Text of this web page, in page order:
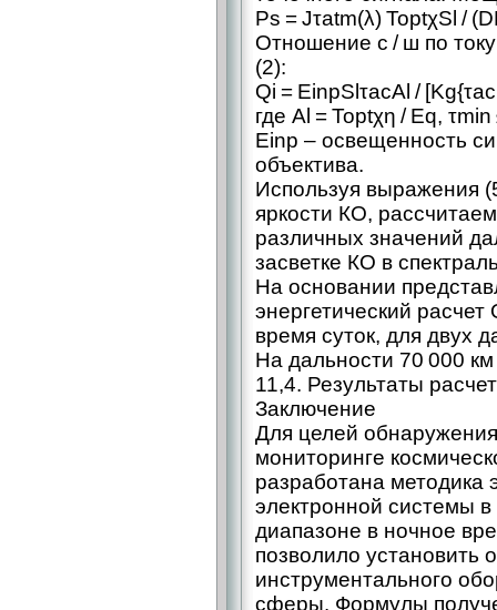
Ps = Jτatm(λ) ToptχSl /
Отношение с / ш по
(2):
Qi = EinpSlτacAl /
где Al = Toptχη / Eq,
Einp – освещенность
объектива.
Используя выражения
яркости КО,
различных значений
засветке КО в
На основании
энергетический
время суток, для двух
На дальности 70 000
11,4. Результаты
Заключение
Для целей
мониторинге
разработана методика
электронной системы
диапазоне в ночное
позволило установить
инструментального
сферы. Формулы